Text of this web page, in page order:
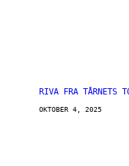
RIVA FRA TÅRNETS
OKTOBER 4, 2025